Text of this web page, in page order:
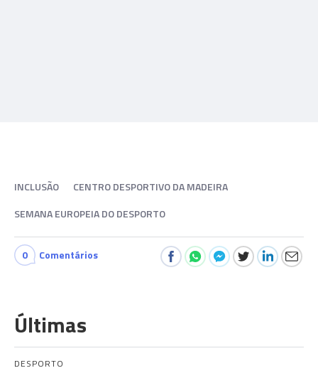
INCLUSÃO
CENTRO DESPORTIVO DA MADEIRA
SEMANA EUROPEIA DO DESPORTO
0 Comentários
Últimas
DESPORTO